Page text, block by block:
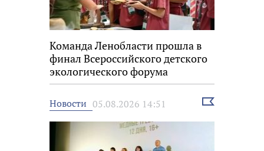
Команда Ленобласти прошла в
финал Всероссийского детского
экологического форума
Новости 05.08.2026 14:51
Выбрать